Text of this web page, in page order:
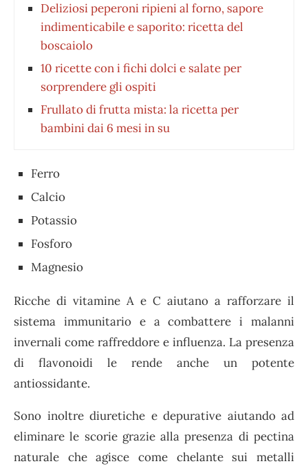
Deliziosi peperoni ripieni al forno, sapore
indimenticabile e saporito: ricetta del
boscaiolo
10 ricette con i fichi dolci e salate per
sorprendere gli ospiti
Frullato di frutta mista: la ricetta per
bambini dai 6 mesi in su
Ferro
Calcio
Potassio
Fosforo
Magnesio
Ricche di vitamine A e C aiutano a rafforzare il
sistema immunitario e a combattere i malanni
invernali come raffreddore e influenza. La presenza
di flavonoidi le rende anche un potente
antiossidante.
Sono inoltre diuretiche e depurative aiutando ad
eliminare le scorie grazie alla presenza di pectina
naturale che agisce come chelante sui metalli